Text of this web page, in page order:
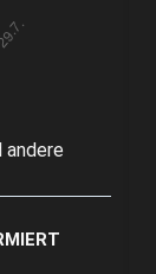
andere